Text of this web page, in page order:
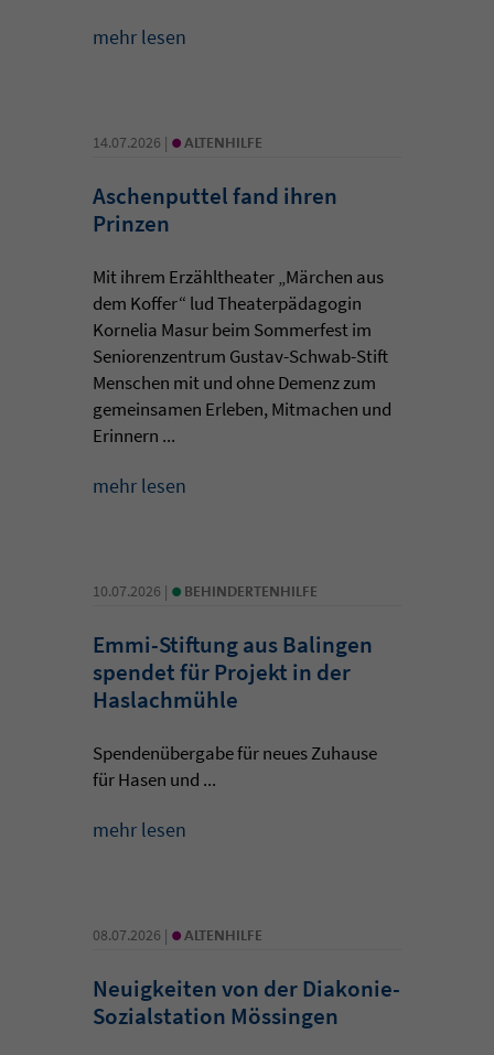
mehr lesen
14.07.2026 | • ALTENHILFE
Aschenputtel fand ihren
Prinzen
Mit ihrem Erzähltheater „Märchen aus
dem Koffer“ lud Theaterpädagogin
Kornelia Masur beim Sommerfest im
Seniorenzentrum Gustav-Schwab-Stift
Menschen mit und ohne Demenz zum
gemeinsamen Erleben, Mitmachen und
Erinnern ...
mehr lesen
10.07.2026 | • BEHINDERTENHILFE
Emmi-Stiftung aus Balingen
spendet für Projekt in der
Haslachmühle
Spendenübergabe für neues Zuhause
für Hasen und ...
mehr lesen
08.07.2026 | • ALTENHILFE
Neuigkeiten von der Diakonie-
Sozialstation Mössingen